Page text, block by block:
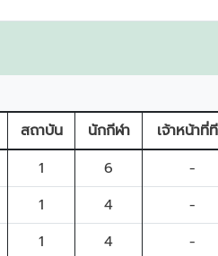
สถาบัน นักกีฬา เจ้าหน้าที่
1 6 -
1 4 -
1 4 -